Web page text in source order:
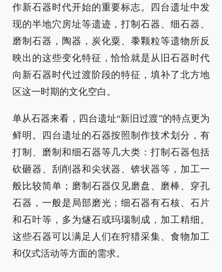
作新石器时代开始的重要标志。四台遗址中发
现的半地穴房址等遗迹，打制石器、细石器、
磨制石器，陶器，炭化粟、黍颗粒等遗物所反
映出的这些变化特征，恰恰就是从旧石器时代
向新石器时代过渡阶段的特征，填补了北方地
区这一时期的文化空白。
单从石器来看，四台遗址“新旧过渡”的特点更为
鲜明。四台遗址的石器按照制作技术划分，有
打制、磨制和细石器等几大类：打制石器包括
砍砸器、刮削器和尖状器、锛状器等，加工一
般比较简单；磨制石器仅见磨盘、磨棒、穿孔
石器，一般是局部磨光；细石器有石核、石片
和石叶等，多为燧石或玛瑙制成，加工精细。
这些石器可以满足人们在狩猎采集、食物加工
和仪式活动等方面的需求。